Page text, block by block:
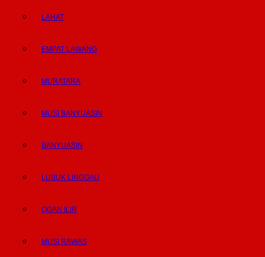
LAHAT
EMPAT LAWANG
MURATARA
MUSI BANYUASIN
BANYUASIN
LUBUK LINGGAU
OGAN ILIR
MUSI RAWAS